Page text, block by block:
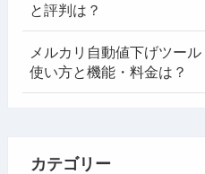
と評判は？
メルカリ自動値下げツー
使い方と機能・料金は？
カテゴリー